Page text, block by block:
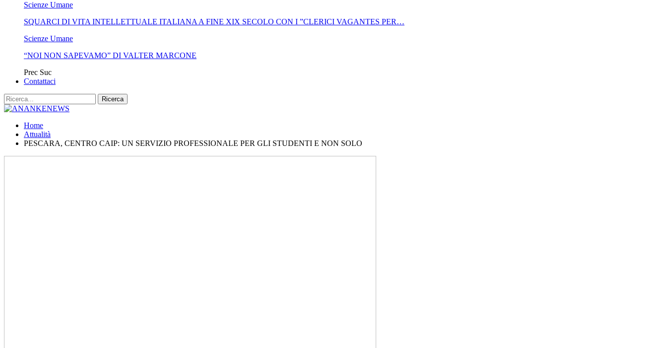
Scienze Umane
SQUARCI DI VITA INTELLETTUALE ITALIANA A FINE XIX SECOLO CON I ”CLERICI VAGANTES PER…
Scienze Umane
“NOI NON SAPEVAMO” DI VALTER MARCONE
Prec Suc
Contattaci
Home
Attualità
PESCARA, CENTRO CAIP: UN SERVIZIO PROFESSIONALE PER GLI STUDENTI E NON SOLO